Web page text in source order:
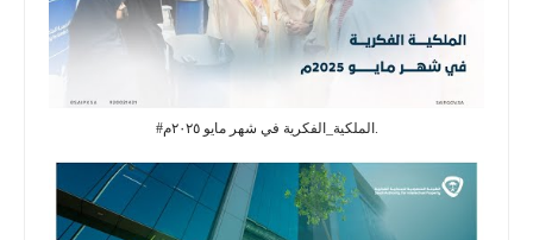
#الملكية_الفكرية في شهر مايو ٢٠٢٥م.